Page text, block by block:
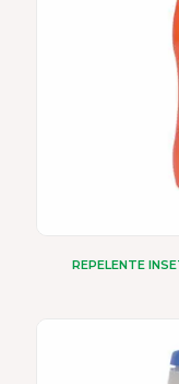
REPELENTE